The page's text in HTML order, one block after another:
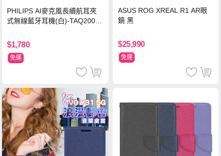
PHILIPS AI麥克風長續航耳夾
式無線藍牙耳機(白)-TAQ2000
$1,780
免運
ASUS ROG XREAL R1 AR眼
鏡 黑
$25,990
免運